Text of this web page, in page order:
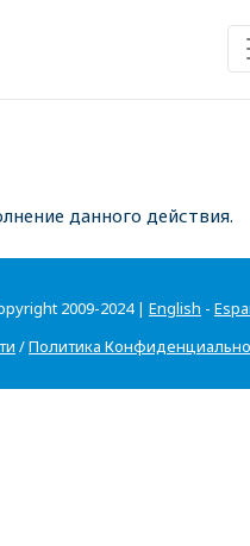
данного действия.
2009-2024 | English -
/Политика